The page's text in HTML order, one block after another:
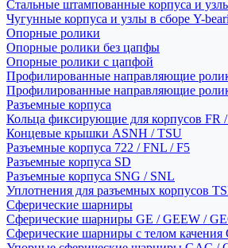
Стальные штампованные корпуса и
Чугунные корпуса и узлы в сборе Y-
Опорные ролики
Опорные ролики без цапфы
Опорные ролики с цапфой
Профилированные направляющие
Профилированные направляющие
Разъемные корпуса
Кольца фиксирующие для корпусов FR
Концевые крышки ASNH / TSU
Разъемные корпуса 722 / FNL / F5
Разъемные корпуса SD
Разъемные корпуса SNG / SNL
Уплотнения для разъемных корпусов
Сферические шарниры
Сферические шарниры GE / GEEW /
Сферические шарниры с телом